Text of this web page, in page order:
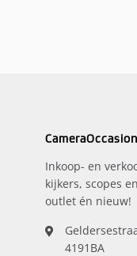
Inkoop- en
kijkers, scopes
outlet én nieuw!
4191BA